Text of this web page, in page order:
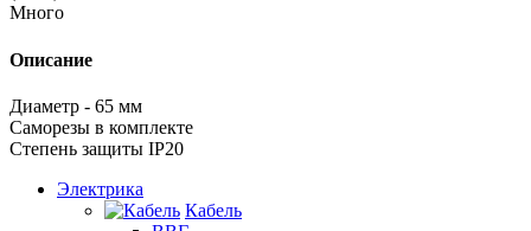
Много
Описание
Диаметр - 65 мм
Саморезы в комплекте
Степень защиты IP20
Электрика
Кабель